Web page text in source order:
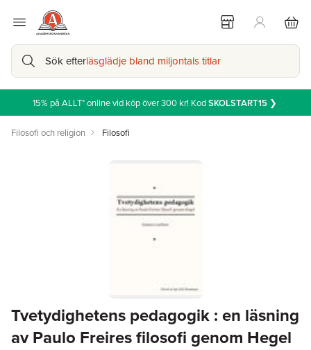
Sök efterläsglädje bland miljontals titlar
15% på ALLT* online vid köp över 300 kr! KodSKOLSTART15❯
Filosofi och religion Filosofi
Tvetydighetens pedagogik : en läsning
av Paulo Freires filosofi genom Hegel